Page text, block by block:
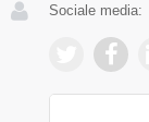
Sociale media: